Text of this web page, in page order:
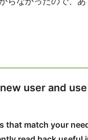
user and
that match your